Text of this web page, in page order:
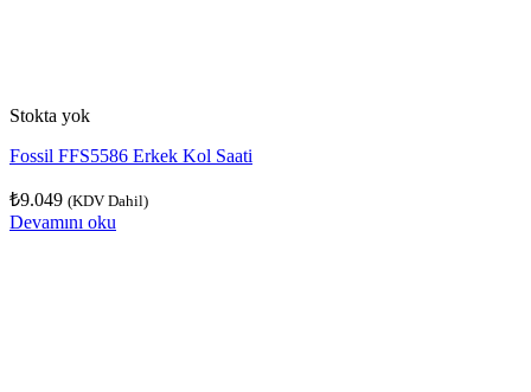
Stokta yok
Fossil FFS5586 Erkek Kol Saati
₺9.049 (KDV Dahil)
Devamını oku